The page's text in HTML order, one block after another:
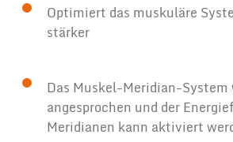
Optimiert das muskuläre
stärker
Das Muskel-Meridian-System
angesprochen und der
Meridianen kann aktiviert